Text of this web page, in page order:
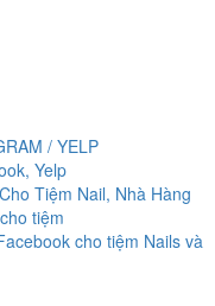
/ YELP
Yelp
Tiệm Nail, Nhà Hàng
tiệm
cho tiệm Nails và